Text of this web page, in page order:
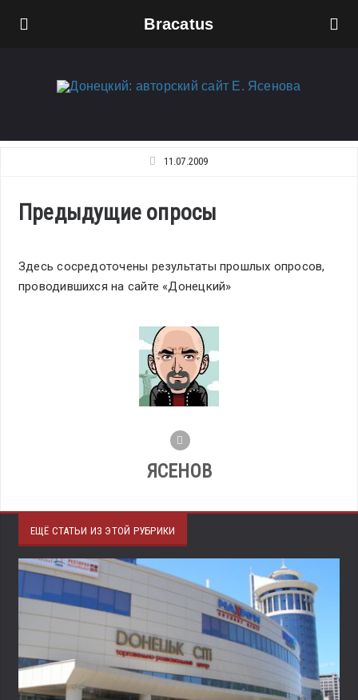
Bracatus
11.07.2009
Предыдущие опросы
Здесь сосредоточены результаты прошлых опросов,
проводившихся на сайте «Донецкий»
ЯСЕНОВ
ЕЩЁ СТАТЬИ ИЗ ЭТОЙ РУБРИКИ